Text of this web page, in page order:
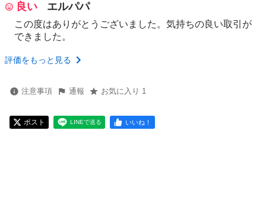
良い エルパパ
この度はありがとうございました。気持ちの良い取引が
できました。
評価をもっと見る
注意事項 通報 お気に入り 1
ポスト LINEで送る いいね！